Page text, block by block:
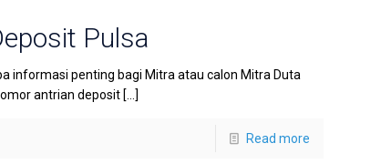
Pulsa
informasi penting bagi Mitra atau calon Mitra Duta
antrian deposit[…]
Read more